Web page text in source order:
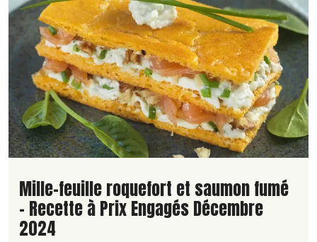
Lire la suite de la recette
Mille-feuille roquefort et saumon fumé
- Recette à Prix Engagés Décembre
2024